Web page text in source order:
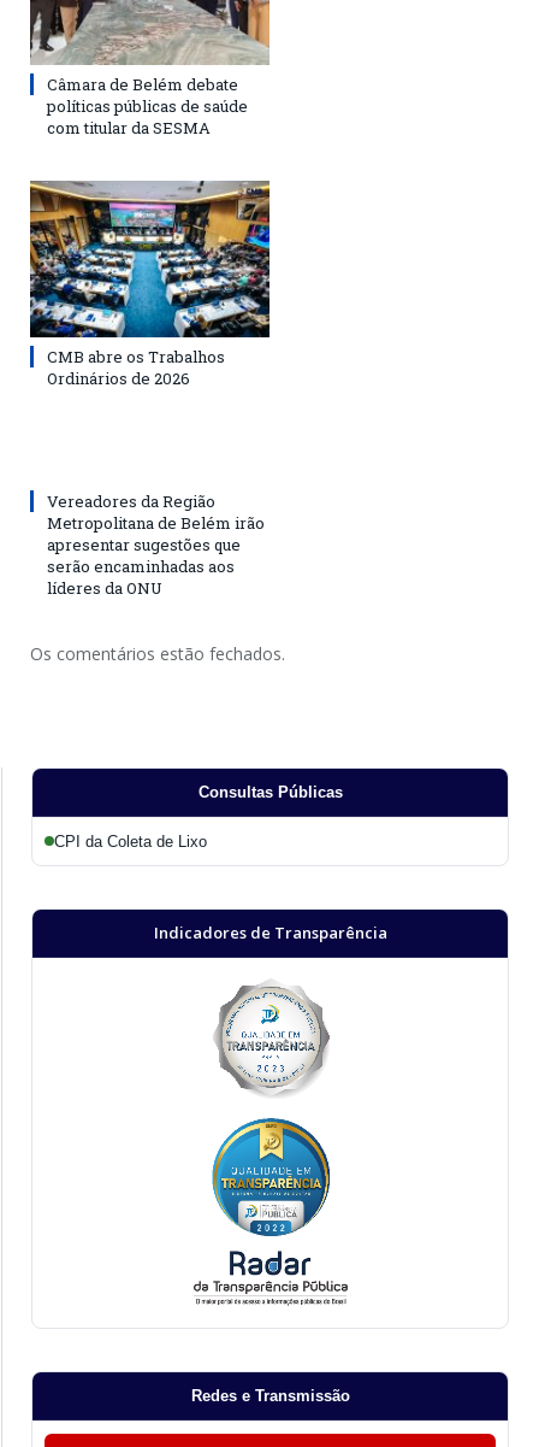
Câmara de Belém debate
políticas públicas de saúde
com titular da SESMA
CMB abre os Trabalhos
Ordinários de 2026
Vereadores da Região
Metropolitana de Belém irão
apresentar sugestões que
serão encaminhadas aos
líderes da ONU
Os comentários estão fechados.
Consultas Públicas
CPI da Coleta de Lixo
Indicadores de Transparência
Redes e Transmissão